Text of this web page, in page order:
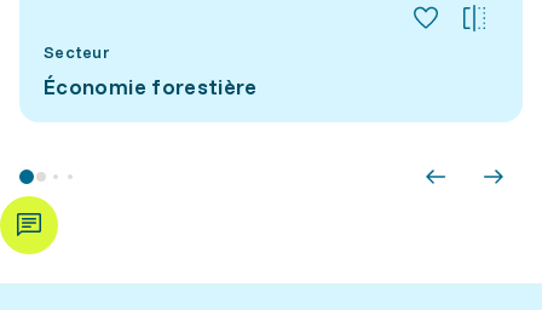
Secteur
Économie forestière